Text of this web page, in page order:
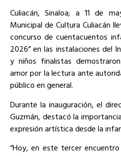
Culiacán, Sinaloa; a 11 de
Municipal de Cultura Culiacán
concurso de cuentacuentos
2026” en las instalaciones del
y niños finalistas
amor por la lectura ante
público en general.
Durante la inauguración, el
Guzmán, destacó la
expresión artística desde la
“Hoy, en este tercer